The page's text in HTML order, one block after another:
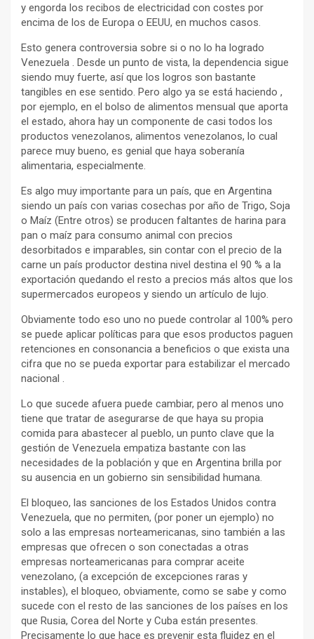
y engorda los recibos de electricidad con costes por
encima de los de Europa o EEUU, en muchos casos.
Esto genera controversia sobre si o no lo ha logrado
Venezuela . Desde un punto de vista, la dependencia sigue
siendo muy fuerte, así que los logros son bastante
tangibles en ese sentido. Pero algo ya se está haciendo ,
por ejemplo, en el bolso de alimentos mensual que aporta
el estado, ahora hay un componente de casi todos los
productos venezolanos, alimentos venezolanos, lo cual
parece muy bueno, es genial que haya soberanía
alimentaria, especialmente.
Es algo muy importante para un país, que en Argentina
siendo un país con varias cosechas por año de Trigo, Soja
o Maíz (Entre otros) se producen faltantes de harina para
pan o maíz para consumo animal con precios
desorbitados e imparables, sin contar con el precio de la
carne un país productor destina nivel destina el 90 % a la
exportación quedando el resto a precios más altos que los
supermercados europeos y siendo un artículo de lujo.
Obviamente todo eso uno no puede controlar al 100% pero
se puede aplicar políticas para que esos productos paguen
retenciones en consonancia a beneficios o que exista una
cifra que no se pueda exportar para estabilizar el mercado
nacional .
Lo que sucede afuera puede cambiar, pero al menos uno
tiene que tratar de asegurarse de que haya su propia
comida para abastecer al pueblo, un punto clave que la
gestión de Venezuela empatiza bastante con las
necesidades de la población y que en Argentina brilla por
su ausencia en un gobierno sin sensibilidad humana.
El bloqueo, las sanciones de los Estados Unidos contra
Venezuela, que no permiten, (por poner un ejemplo) no
solo a las empresas norteamericanas, sino también a las
empresas que ofrecen o son conectadas a otras
empresas norteamericanas para comprar aceite
venezolano, (a excepción de excepciones raras y
instables), el bloqueo, obviamente, como se sabe y como
sucede con el resto de las sanciones de los países en los
que Rusia, Corea del Norte y Cuba están presentes.
Precisamente lo que hace es prevenir esta fluidez en el